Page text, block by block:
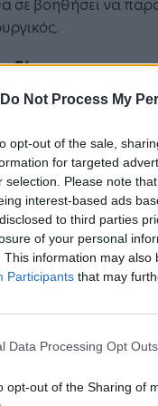
Do Not Process My
opt-out of the sale,
for targeted
selection. Please note
interest-based ads
to third parties
of your personal
This information may
Participants that may
Data Processing Opt Outs
opt-out of the Sharing of
εργασίας
σου να
σκέψου
στην εσωτερική
κατακόρυφα.
απλώς
που έπεσε πάνω
ένα bonus ή τη
ότι πνίγεσαι